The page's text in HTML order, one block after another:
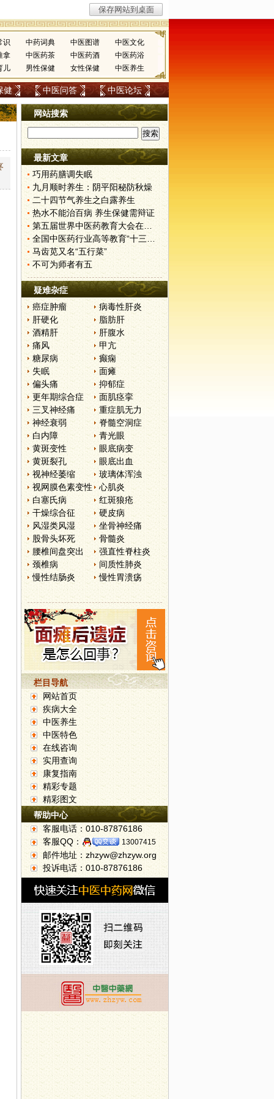
识 中药词典 中医图谱
中医文化
拿
中医药茶 中医药酒
中医药浴
儿
男性保健 女性保健 中医养生
健 中医问答 中医论坛
网站搜索
最新文章
巧用药膳调失眠
九月顺时养生：阴平阳秘防秋燥
二十四节气养生之白露养生
热水不能治百病 养生保健需辩证
第五届世界中医药教育大会在天津中医药大学召开
全国中医药行业高等教育“十三五”规划教材师资研修班举办
马齿苋又名“五行菜”
不可为师者有五
疑难杂症
癌症肿瘤
病毒性肝炎
肝硬化
脂肪肝
酒精肝
肝腹水
痛风
甲亢
糖尿病
癫痫
失眠
面瘫
偏头痛
抑郁症
更年期综合症
面肌痉挛
三叉神经痛
重症肌无力
神经衰弱
脊髓空洞症
白内障
青光眼
黄斑变性
眼底病变
黄斑裂孔
眼底出血
视神经萎缩
玻璃体浑浊
视网膜色素变性
心肌炎
白塞氏病
红斑狼疮
干燥综合征
硬皮病
风湿类风湿
坐骨神经痛
股骨头坏死
骨髓炎
腰椎间盘突出
强直性脊柱炎
颈椎病
间质性肺炎
慢性结肠炎
慢性胃溃疡
栏目导航
网站首页
疾病大全
中医养生
中医特色
在线咨询
实用查询
康复指南
精彩专题
精彩图文
帮助中心
客服电话：010-87876186
客服QQ：
13007415
邮件地址：zhzyw@zhzyw.org
投诉电话：010-87876186